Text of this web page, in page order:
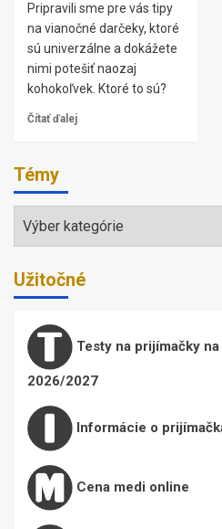
Pripravili sme pre vás tipy
na vianočné darčeky, ktoré
sú univerzálne a dokážete
nimi potešiť naozaj
kohokoľvek. Ktoré to sú?
Čítať ďalej
Témy
Témy
Užitočné
Testy na prijímačky
2026/2027
Informácie o
Cena medi online